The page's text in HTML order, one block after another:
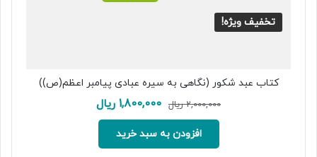
تخفیف ویژه!
کتاب عبد شکور (نگاهی به سیره عبادی پیامبر اعظم(ص))
2,000,000 ریال قیمت
اصلی:
2,000,000 ریال
بود.
1,800,000 ریالقیمت
افزودن به سبد خرید